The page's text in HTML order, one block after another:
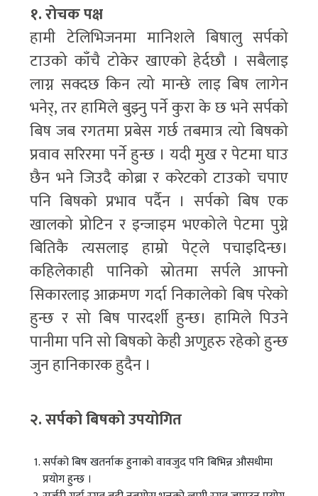
१. रोचक पक्ष
हामी टेलिभिजनमा मानिशले बिषालु सर्पको
टाउको काँचै टोकेर खाएको हेर्दछौ । सबैलाइ
लाग्न सक्दछ किन त्यो मान्छे लाइ बिष लागेन
भनेर्, तर हामिले बुझ्नु पर्ने कुरा के छ भने सर्पको
बिष जब रगतमा प्रबेस गर्छ तबमात्र त्यो बिषको
प्रवाव सरिरमा पर्ने हुन्छ । यदी मुख र पेटमा घाउ
छैन भने जिउदै कोब्रा र करेटको टाउको चपाए
पनि बिषको प्रभाव पर्दैन । सर्पको बिष एक
खालको प्रोटिन र इन्जाइम भएकोले पेटमा पुग्ने
बितिकै त्यसलाइ हाम्रो पेट्ले पचाइदिन्छ।
कहिलेकाही पानिको स्रोतमा सर्पले आफ्नो
सिकारलाइ आक्रमण गर्दा निकालेको बिष परेको
हुन्छ र सो बिष पारदर्शी हुन्छ। हामिले पिउने
पानीमा पनि सो बिषको केही अणुहरु रहेको हुन्छ
जुन हानिकारक हुदैन ।
२. सर्पको बिषको उपयोगित
सर्पको बिष खतर्नाक हुनाको वावजुद पनि बिभिन्न औसधीमा
प्रयोग हुन्छ ।